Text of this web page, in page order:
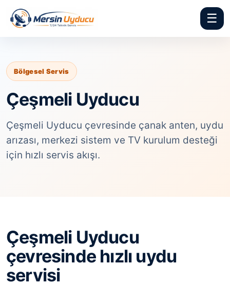
☰
Bölgesel Servis
Çeşmeli Uyducu
Çeşmeli Uyducu çevresinde çanak anten, uydu
arızası, merkezi sistem ve TV kurulum desteği
için hızlı servis akışı.
Çeşmeli Uyducu
çevresinde hızlı uydu
servisi